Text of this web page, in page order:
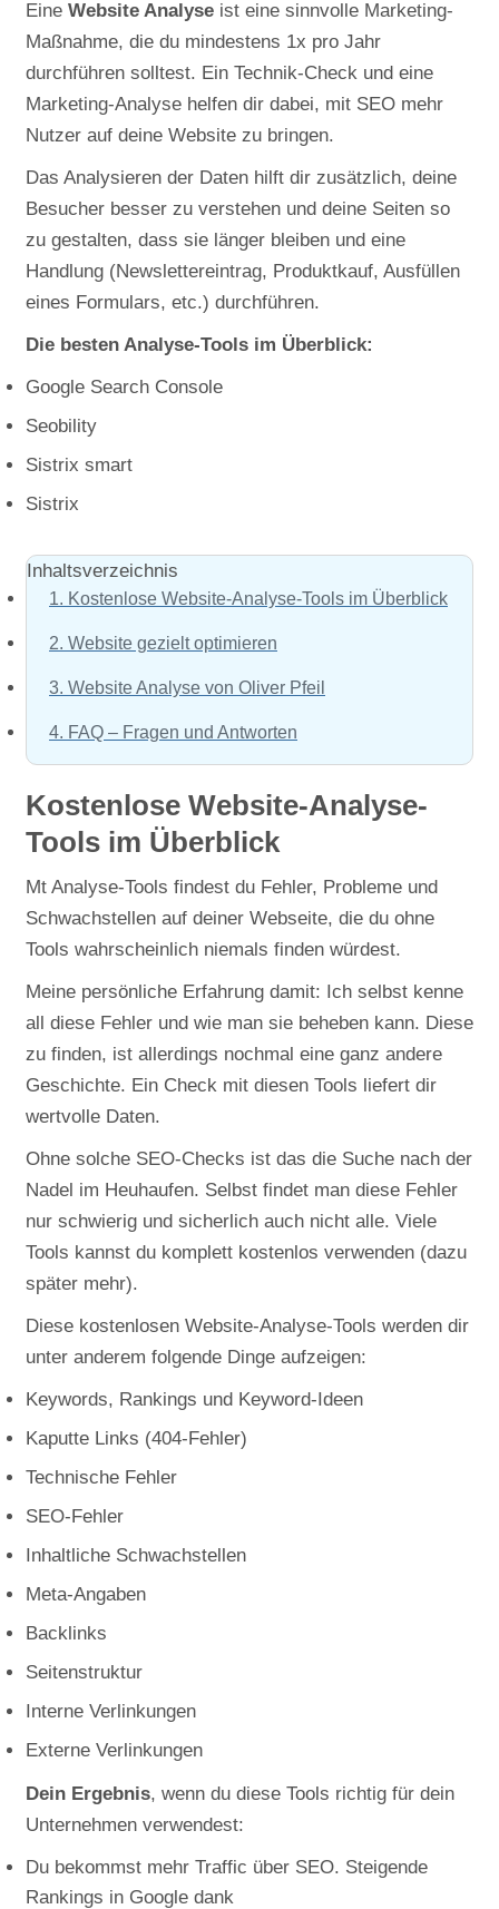
Eine Website Analyse ist eine sinnvolle Marketing-
Maßnahme, die du mindestens 1x pro Jahr
durchführen solltest. Ein Technik-Check und eine
Marketing-Analyse helfen dir dabei, mit SEO mehr
Nutzer auf deine Website zu bringen.
Das Analysieren der Daten hilft dir zusätzlich, deine
Besucher besser zu verstehen und deine Seiten so
zu gestalten, dass sie länger bleiben und eine
Handlung (Newslettereintrag, Produktkauf, Ausfüllen
eines Formulars, etc.) durchführen.
Die besten Analyse-Tools im Überblick:
Google Search Console
Seobility
Sistrix smart
Sistrix
Inhaltsverzeichnis
1. Kostenlose Website-Analyse-Tools im Überblick
2. Website gezielt optimieren
3. Website Analyse von Oliver Pfeil
4. FAQ – Fragen und Antworten
Kostenlose Website-Analyse-
Tools im Überblick
Mt Analyse-Tools findest du Fehler, Probleme und
Schwachstellen auf deiner Webseite, die du ohne
Tools wahrscheinlich niemals finden würdest.
Meine persönliche Erfahrung damit: Ich selbst kenne
all diese Fehler und wie man sie beheben kann. Diese
zu finden, ist allerdings nochmal eine ganz andere
Geschichte. Ein Check mit diesen Tools liefert dir
wertvolle Daten.
Ohne solche SEO-Checks ist das die Suche nach der
Nadel im Heuhaufen. Selbst findet man diese Fehler
nur schwierig und sicherlich auch nicht alle. Viele
Tools kannst du komplett kostenlos verwenden (dazu
später mehr).
Diese kostenlosen Website-Analyse-Tools werden dir
unter anderem folgende Dinge aufzeigen:
Keywords, Rankings und Keyword-Ideen
Kaputte Links (404-Fehler)
Technische Fehler
SEO-Fehler
Inhaltliche Schwachstellen
Meta-Angaben
Backlinks
Seitenstruktur
Interne Verlinkungen
Externe Verlinkungen
Dein Ergebnis, wenn du diese Tools richtig für dein
Unternehmen verwendest:
Du bekommst mehr Traffic über SEO. Steigende
Rankings in Google dank